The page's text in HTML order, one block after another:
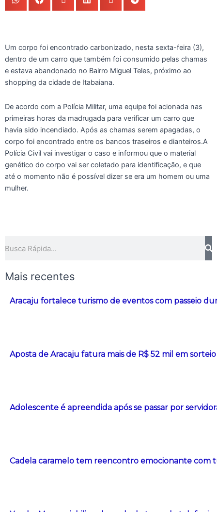
Um corpo foi encontrado carbonizado, nesta sexta-feira (3),
dentro de um carro que também foi consumido pelas chamas
e estava abandonado no Bairro Miguel Teles, próximo ao
shopping da cidade de Itabaiana.
De acordo com a Polícia Militar, uma equipe foi acionada nas
primeiras horas da madrugada para verificar um carro que
havia sido incendiado. Após as chamas serem apagadas, o
corpo foi encontrado entre os bancos traseiros e dianteiros.A
Polícia Civil vai investigar o caso e informou que o material
genético do corpo vai ser coletado para identificação, e que
até o momento não é possível dizer se era um homem ou uma
mulher.
Mais recentes
Aracaju fortalece turismo de eventos com passeio
Aposta de Aracaju fatura mais de R$ 52 mil em
Adolescente é apreendida após se passar por
Cadela caramelo tem reencontro emocionante com